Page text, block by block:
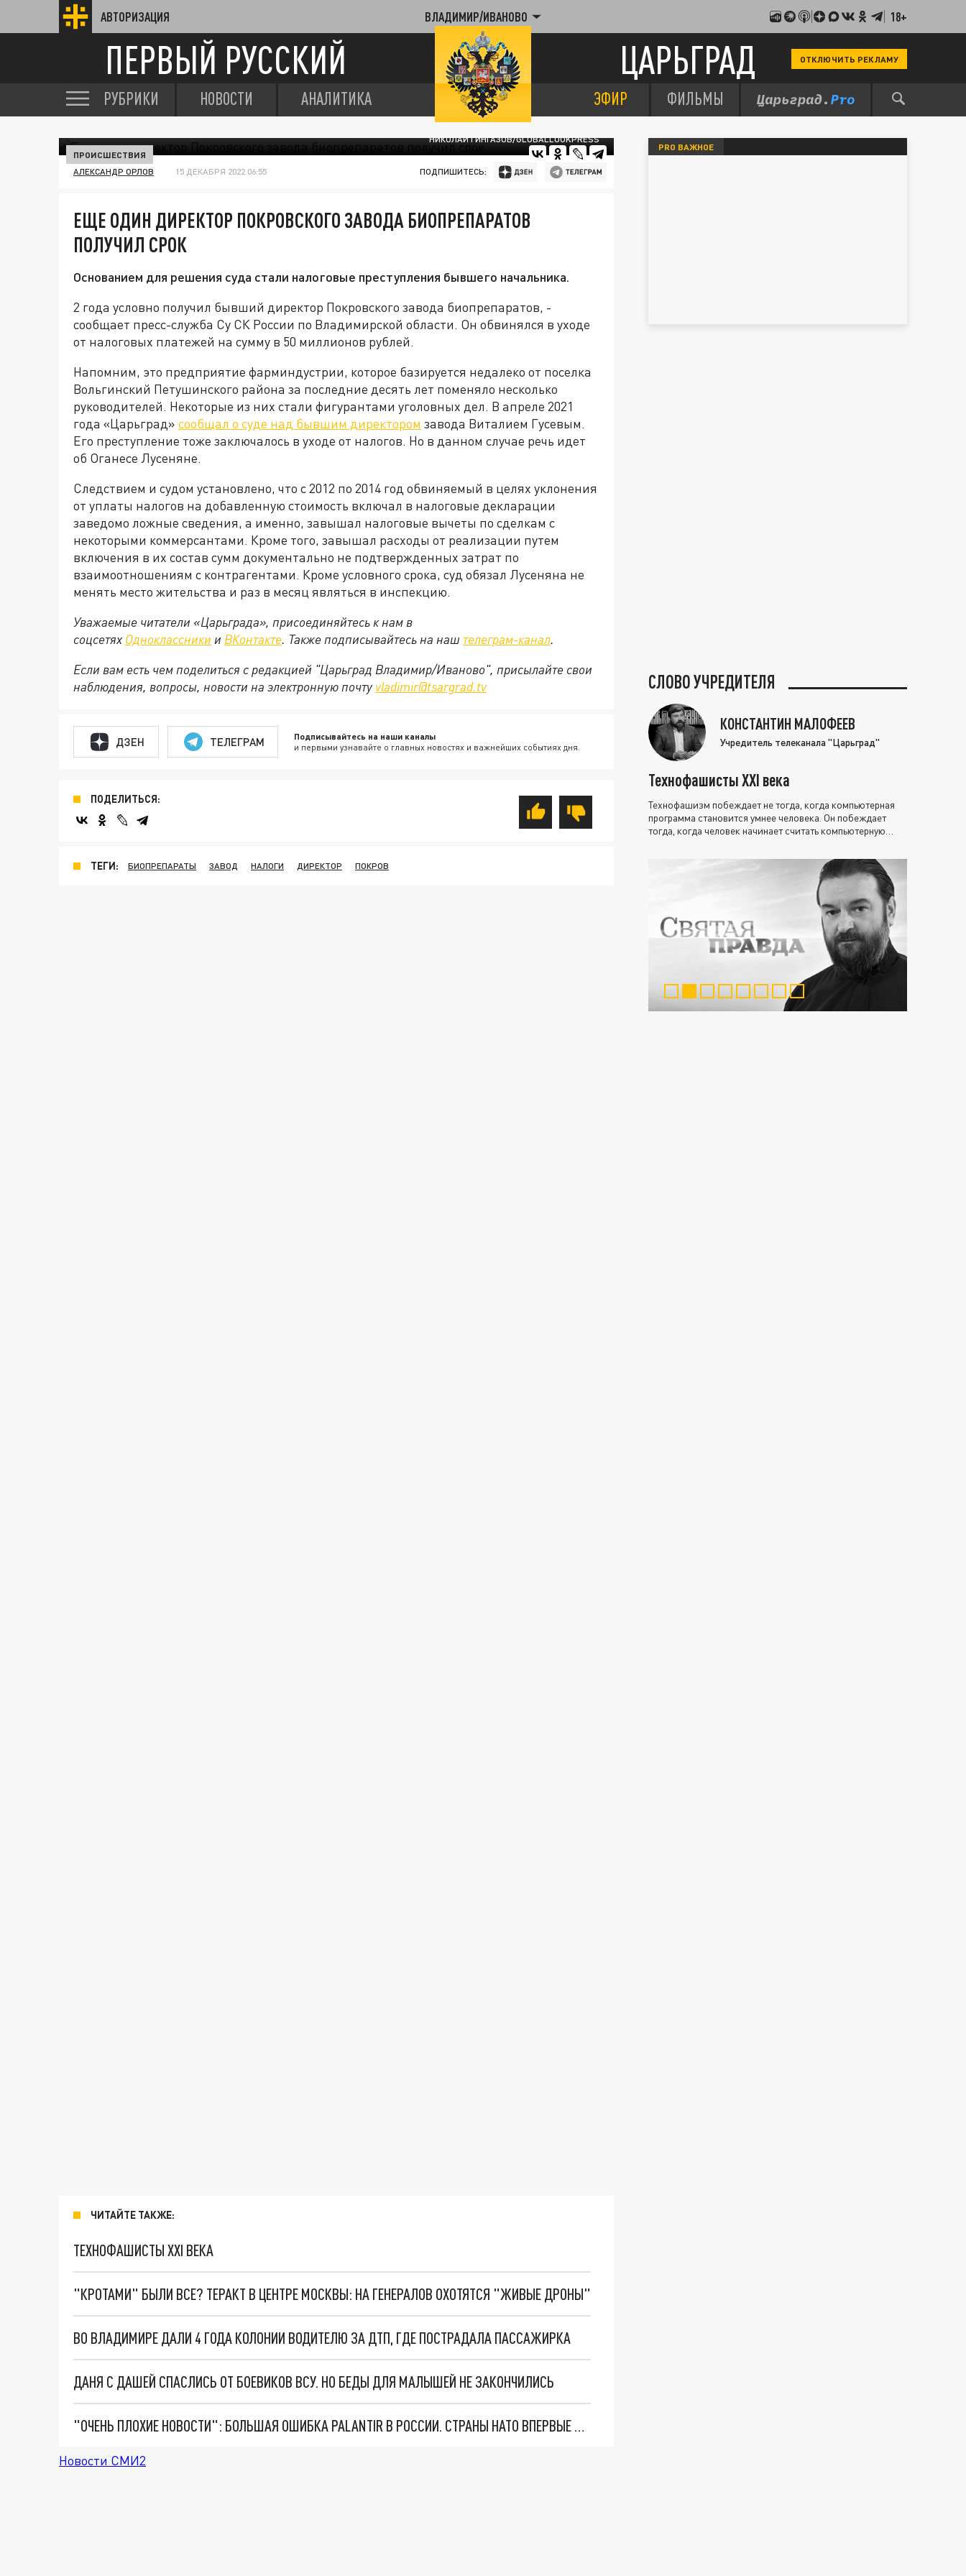
АВТОРИЗАЦИЯ ВЛАДИМИР/ИВАНОВО 18+
ПЕРВЫЙ РУССКИЙ ЦАРЬГРАД ОТКЛЮЧИТЬ РЕКЛАМУ
РУБРИКИ НОВОСТИ АНАЛИТИКА ЭФИР ФИЛЬМЫ
НИКОЛАЙ ГИНГАЗОВ/GLOBALLOOKPRESS
ПРОИСШЕСТВИЯ
АЛЕКСАНДР ОРЛОВ 15 ДЕКАБРЯ 2022 06:55 ПОДПИШИТЕСЬ:
ЕЩЕ ОДИН ДИРЕКТОР ПОКРОВСКОГО ЗАВОДА БИОПРЕПАРАТОВ
ПОЛУЧИЛ СРОК
Основанием для решения суда стали налоговые преступления бывшего начальника.
2 года условно получил бывший директор Покровского завода биопрепаратов, -
сообщает пресс-служба Су СК России по Владимирской области. Он обвинялся в уходе
от налоговых платежей на сумму в 50 миллионов рублей.
Напомним, это предприятие фарминдустрии, которое базируется недалеко от поселка
Вольгинский Петушинского района за последние десять лет поменяло несколько
руководителей. Некоторые из них стали фигурантами уголовных дел. В апреле 2021
года «Царьград» сообщал о суде над бывшим директором завода Виталием Гусевым.
Его преступление тоже заключалось в уходе от налогов. Но в данном случае речь идет
об Оганесе Лусеняне.
Следствием и судом установлено, что с 2012 по 2014 год обвиняемый в целях уклонения
от уплаты налогов на добавленную стоимость включал в налоговые декларации
заведомо ложные сведения, а именно, завышал налоговые вычеты по сделкам с
некоторыми коммерсантами. Кроме того, завышал расходы от реализации путем
включения в их состав сумм документально не подтвержденных затрат по
взаимоотношениям с контрагентами. Кроме условного срока, суд обязал Лусеняна не
менять место жительства и раз в месяц являться в инспекцию.
Уважаемые читатели «Царьграда», присоединяйтесь к нам в
соцсетях Одноклассники и ВКонтакте. Также подписывайтесь на наш телеграм-канал.
Если вам есть чем поделиться с редакцией "Царьград Владимир/Иваново", присылайте свои
наблюдения, вопросы, новости на электронную почту vladimir@tsargrad.tv
ДЗЕН ТЕЛЕГРАМ Подписывайтесь на наши каналы
и первыми узнавайте о главных новостях и важнейших событиях дня.
ПОДЕЛИТЬСЯ:
ТЕГИ: БИОПРЕПАРАТЫ ЗАВОД НАЛОГИ ДИРЕКТОР ПОКРОВ
ЧИТАЙТЕ ТАКЖЕ:
ТЕХНОФАШИСТЫ XXI ВЕКА
"КРОТАМИ" БЫЛИ ВСЕ? ТЕРАКТ В ЦЕНТРЕ МОСКВЫ: НА ГЕНЕРАЛОВ ОХОТЯТСЯ "ЖИВЫЕ ДРОНЫ"
ВО ВЛАДИМИРЕ ДАЛИ 4 ГОДА КОЛОНИИ ВОДИТЕЛЮ ЗА ДТП, ГДЕ ПОСТРАДАЛА ПАССАЖИРКА
ДАНЯ С ДАШЕЙ СПАСЛИСЬ ОТ БОЕВИКОВ ВСУ. НО БЕДЫ ДЛЯ МАЛЫШЕЙ НЕ ЗАКОНЧИЛИСЬ
"ОЧЕНЬ ПЛОХИЕ НОВОСТИ": БОЛЬШАЯ ОШИБКА PALANTIR В РОССИИ. СТРАНЫ НАТО ВПЕРВЫЕ ЗА СВО ОСТАНОВИЛИ ПОСТАВКИ ОРУЖИЯ. ВСУ ТЕРЯЮТ ПРИГРАНИЧЬЕ?
Новости СМИ2
PRO ВАЖНОЕ
СЛОВО УЧРЕДИТЕЛЯ
КОНСТАНТИН МАЛОФЕЕВ
Учредитель телеканала "Царьград"
Технофашисты XXI века
Технофашизм побеждает не тогда, когда компьютерная
программа становится умнее человека. Он побеждает
тогда, когда человек начинает считать компьютерную